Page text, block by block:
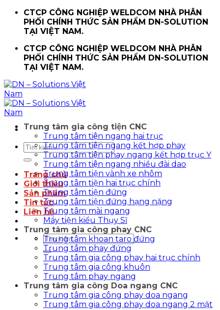
ChuyểnCTCP CÔNG NGHIỆP WELDCOM NHÀ PHÂN
PHỐI CHÍNH THỨC SẢN PHẨM DN-SOLUTION
TẠI VIỆT NAM.
CTCP CÔNG NGHIỆP WELDCOM NHÀ PHÂN
PHỐI CHÍNH THỨC SẢN PHẨM DN-SOLUTION
TẠI VIỆT NAM.
Tìm
kiếm:
Trang chủ
Giới thiệu
Sản phẩm
Tin tức
Liên hệ
Tìm
kiếm:
Trung tâm gia công tiện CNC
Trung tâm tiện ngang hai trục
Trung tâm tiện ngang kết hợp phay
Trung tâm tiện phay ngang kết hợp trục Y
Trung tâm tiện ngang nhiều đài dao
Trung tâm tiện vành xe nhôm
Trung tâm tiện hai trục chính
Trung tâm tiện đứng
Trung tâm tiện đứng hạng nặng
Trung tâm mài ngang
Máy tiện kiểu Thụy Sĩ
Trung tâm gia công phay CNC
Trung tâm khoan taro đứng
Trung tâm phay đứng
Trung tâm gia công phay hai trục chính
Trung tâm gia công khuôn
Trung tâm phay ngang
Trung tâm gia công Doa ngang CNC
Trung tâm gia công phay doa ngang
Trung tâm gia công phay doa ngang 2 mặt